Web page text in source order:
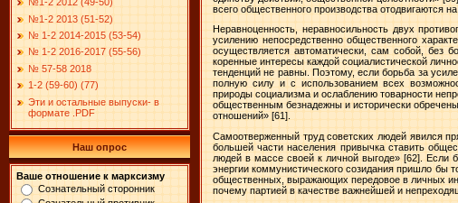
№1-2 2013 (51-52)
№ 1-2 2014-2015 (53-54)
№ 1-2 2016-2017 (55-56)
№ 57-58 2018
1-2 (59-60) (77)
Эти и остальные выпуски- в
формате .PDF
Наш опрос
Ваше отношение к марксизму
Сознательный сторонник
всего общественного производства отодвигаются
Неравноценность, неравносильность двух
усилению непосредственно общественного
осуществляется автоматически, сам собой, без
коренные интересы каждой социалистической
тенденций не равны. Поэтому, если борьба за
полную силу и с использованием всех
природы социализма и ослаблению товарности
общественным безнадежны и исторически
отношений» [61].
Самоотверженный труд советских людей явился
большей части населения привычка ставить
людей в массе своей к личной выгоде» [62]. Если
энергии коммунистического созидания пришло бы
общественных, выражающих передовое в личных
почему партией в качестве важнейшей и